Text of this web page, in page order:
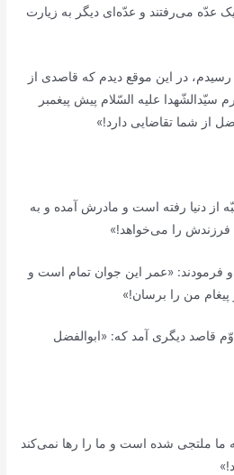
عدّه می‌رفتند و عدّه‌ای دیگر به زیارت
رسیدم، در این موقع دیدم که قاصدی از
علیه السّلام پیش پیغمبر
از شما تقاضایی دارد!»
از دنیا رفته است و مادرش آمده و به
را می‌خواهد!»
فرمودند: «عمر این جوان تمام است و
پیغام من را برسان!»
قاصد دیگری آمد که: «ابوالفضل
ما ملتجی شده است و ما را رها نمی‌کند